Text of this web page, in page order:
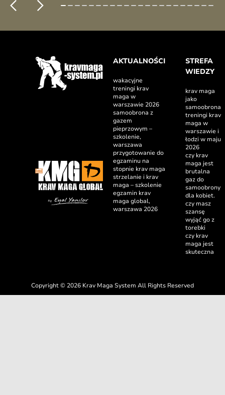
AKTUALNOŚCI
wakacyjne
treningi krav
maga w
warszawie 2026
samoobrona z
gazem
pieprzowym –
szkolenie,
warszawa
przygotowanie do
egzaminu na
stopnie krav maga
strzelanie i krav
maga – szkolenie
egzamin krav
maga global,
warszawa 2026
STREFA
WIEDZY
krav maga
jako
samoobrona
treningi krav
maga w
warszawie i
łodzi w maju
2026
czy krav
maga jest
brutalna
gaz do
samoobrony
dla kobiet.
czy masz
szansę
wyjąć go z
torebki
czy krav
maga jest
skuteczna
Copyright © 2026 Krav Maga System All Rights Reserved